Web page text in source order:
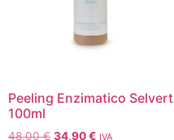
Peeling Enzimatico Selvert
100ml
48,00€ 34,90€ IVA